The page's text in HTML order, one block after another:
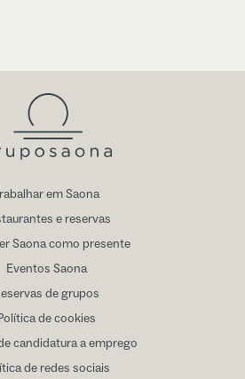
em Saona
e reservas
Saona como presente
Eventos Saona
de grupos
de cookies
candidatura a emprego
de redes sociais